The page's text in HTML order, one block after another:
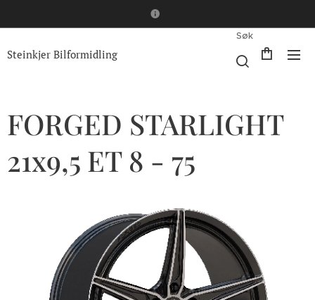
Steinkjer Bilformidling
Søk
FORGED STARLIGHT
21x9,5 ET 8 - 75